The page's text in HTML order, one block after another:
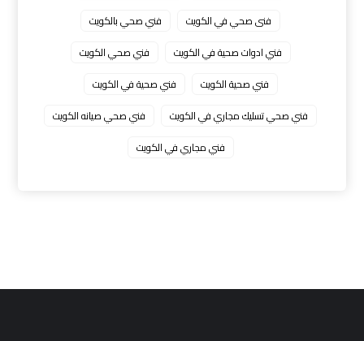
فنى صحي في الكويت
فني صحي بالكويت
فني ادوات صحية في الكويت
فني صحي الكويت
فني صحية الكويت
فني صحية في الكويت
فني صحي تسليك مجاري في الكويت
فني صحي صيانه الكويت
فني مجاري في الكويت